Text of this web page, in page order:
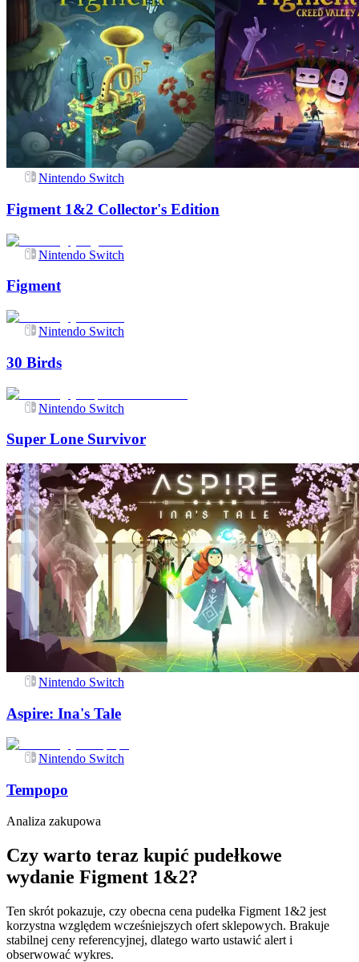
Nintendo Switch
Figment 1&2 Collector's Edition
Nintendo Switch
Figment
Nintendo Switch
30 Birds
Nintendo Switch
Super Lone Survivor
Nintendo Switch
Aspire: Ina's Tale
Nintendo Switch
Tempopo
Analiza zakupowa
Czy warto teraz kupić pudełkowe
wydanie Figment 1&2?
Ten skrót pokazuje, czy obecna cena pudełka Figment 1&2 jest
korzystna względem wcześniejszych ofert sklepowych. Brakuje
stabilnej ceny referencyjnej, dlatego warto ustawić alert i
obserwować wykres.